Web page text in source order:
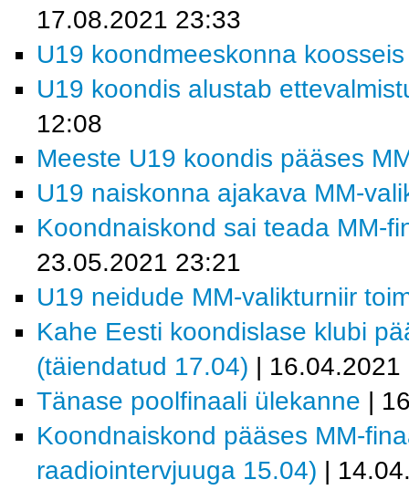
17.08.2021 23:33
U19 koondmeeskonna
U19 koondis alustab
12:08
Meeste U19 koondis pääses
U19 naiskonna ajakava MM-
Koondnaiskond sai teada MM-
23.05.2021 23:21
U19 neidude MM-valikturniir
Kahe Eesti koondislase klubi
(täiendatud 17.04) | 16.04.2021
Tänase poolfinaali ülekanne |
Koondnaiskond pääses MM-
raadiointervjuuga 15.04) |